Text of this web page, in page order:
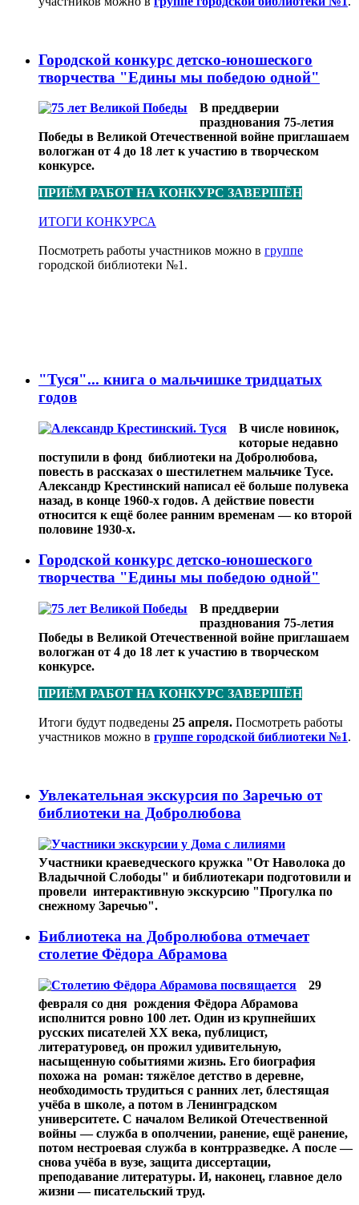
Городской конкурс детско-юношеского
творчества "Едины мы победою одной"
В преддверии
празднования 75-летия
Победы в Великой Отечественной войне приглашаем
вологжан от 4 до 18 лет к участию в творческом
конкурсе.
ПРИЁМ РАБОТ НА КОНКУРС ЗАВЕРШЁН
ИТОГИ КОНКУРСА
Посмотреть работы участников можно в группе
городской библиотеки №1.
"Туся"... книга о мальчишке тридцатых
годов
В числе новинок,
которые недавно
поступили в фонд библиотеки на Добролюбова,
повесть в рассказах о шестилетнем мальчике Тусе.
Александр Крестинский написал её больше полувека
назад, в конце 1960-х годов. А действие повести
относится к ещё более ранним временам — ко второй
половине 1930-х.
Городской конкурс детско-юношеского
творчества "Едины мы победою одной"
В преддверии
празднования 75-летия
Победы в Великой Отечественной войне приглашаем
вологжан от 4 до 18 лет к участию в творческом
конкурсе.
ПРИЁМ РАБОТ НА КОНКУРС ЗАВЕРШЁН
Итоги будут подведены 25 апреля. Посмотреть работы
участников можно в группе городской библиотеки №1.
Увлекательная экскурсия по Заречью от
библиотеки на Добролюбова
Участники краеведческого кружка "От Наволока до
Владычной Слободы" и библиотекари подготовили и
провели интерактивную экскурсию "Прогулка по
снежному Заречью".
Библиотека на Добролюбова отмечает
столетие Фёдора Абрамова
29
февраля со дня рождения Фёдора Абрамова
исполнится ровно 100 лет. Один из крупнейших
русских писателей XX века, публицист,
литературовед, он прожил удивительную,
насыщенную событиями жизнь. Его биография
похожа на роман: тяжёлое детство в деревне,
необходимость трудиться с ранних лет, блестящая
учёба в школе, а потом в Ленинградском
университете. С началом Великой Отечественной
войны — служба в ополчении, ранение, ещё ранение,
потом нестроевая служба в контрразведке. А после —
снова учёба в вузе, защита диссертации,
преподавание литературы. И, наконец, главное дело
жизни — писательский труд.